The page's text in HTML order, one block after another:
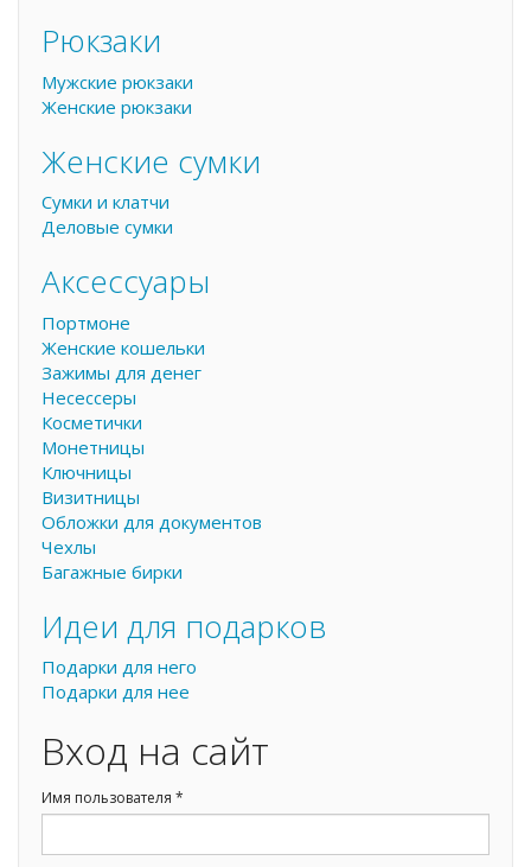
Рюкзаки
Мужские рюкзаки
Женские рюкзаки
Женские сумки
Сумки и клатчи
Деловые сумки
Аксессуары
Портмоне
Женские кошельки
Зажимы для денег
Несессеры
Косметички
Монетницы
Ключницы
Визитницы
Обложки для документов
Чехлы
Багажные бирки
Идеи для подарков
Подарки для него
Подарки для нее
Вход на сайт
Имя пользователя *